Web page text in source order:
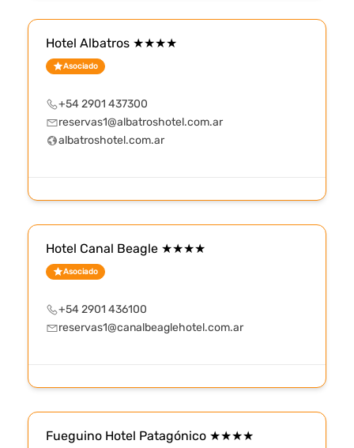
Hotel Albatros ★★★★
Asociado
+54 2901 437300
reservas1@albatroshotel.com.ar
albatroshotel.com.ar
Hotel Canal Beagle ★★★★
Asociado
+54 2901 436100
reservas1@canalbeaglehotel.com.ar
Fueguino Hotel Patagónico ★★★★